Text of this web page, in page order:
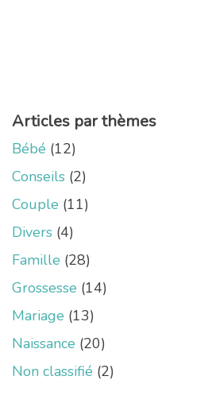
Articles par thèmes
Bébé (12)
Conseils (2)
Couple (11)
Divers (4)
Famille (28)
Grossesse (14)
Mariage (13)
Naissance (20)
Non classifié (2)